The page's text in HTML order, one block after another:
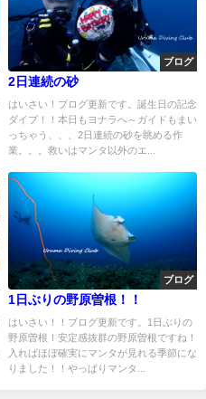
ブログ
2日連続の砂
はいさい！ブログ更新です。誕生日の記念
ダイブ！！本日もヨナラへ～ガイドもまい
っちゃう、、、2日連続の砂を眺める作
業。。。救いはマンタ以外のエ...
ブログ
1日ぶりの野原曽根！！
はいさい！！ブログ更新です。1日ぶりの
野原曽根！安定感抜群の野原曽根ですね！
入ればほぼ確実にマンタが見れる季節にな
りました！！やっぱりマンタ...